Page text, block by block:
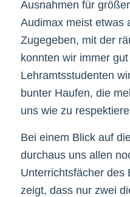
Ausnahmen für
Audimax meist etwas
Zugegeben, mit der
konnten wir immer
Lehramtsstudenten
bunter Haufen, die
uns wie zu
Bei einem Blick auf
durchaus uns allen
Unterrichtsfächer des
zeigt, dass nur zwei